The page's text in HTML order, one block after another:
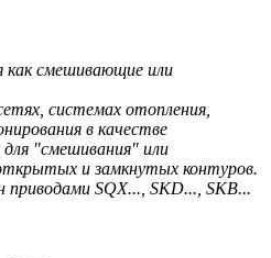
как смешивающие или
системах отопления,
в качестве
для "смешивания" или
и замкнутых контуров.
SQX..., SKD..., SKB...